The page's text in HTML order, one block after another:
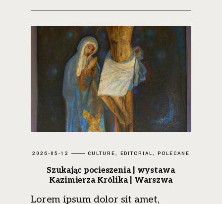
2026-05-12 CULTURE EDITORIAL POLECANE
Szukając pocieszenia | wystawa
Kazimierza Królika | Warszwa
Lorem ipsum dolor sit amet,